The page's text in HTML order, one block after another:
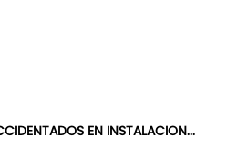
EN INSTALACION...